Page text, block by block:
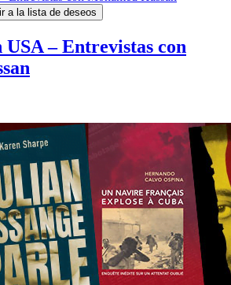
a la lista de deseos
– Entrevistas con